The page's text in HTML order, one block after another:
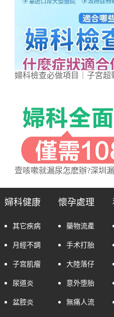
婦科檢查必做項目｜子宮
壹咳嗽就漏尿怎麽辦?深圳
婦科健康
其它疾病
月經不調
子宫肌瘤
尿道炎
盆腔炎
懷孕處理
藥物流產
手术打胎
大陸落仔
意外堕胎
無痛人流